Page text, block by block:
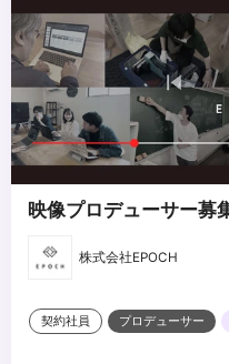
映像プロデューサー募
株式会社EPOCH
契約社員 プロデューサー